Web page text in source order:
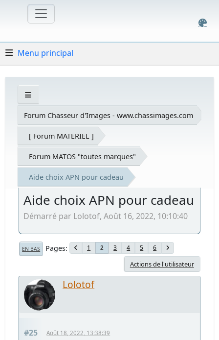
Menu principal
Forum Chasseur d'Images - www.chassimages.com
[ Forum MATERIEL ]
Forum MATOS "toutes marques"
Aide choix APN pour cadeau
Aide choix APN pour cadeau
Démarré par Lolotof, Août 16, 2022, 10:10:40
EN BAS Pages 1 2 3 4 5 6
Actions de l'utilisateur
Lolotof
#25 Août 18, 2022, 13:38:39